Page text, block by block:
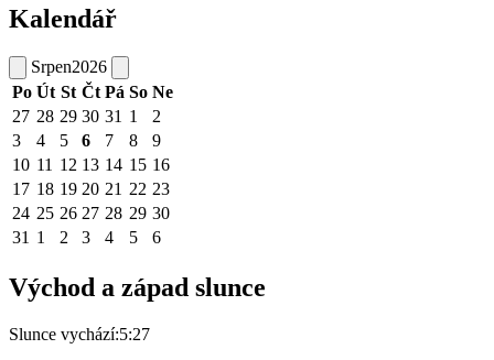
Kalendář
Srpen2026
Po Út St Čt Pá So Ne
27 28 29 30 31 1
2
3
4 5 6 7 8
9
10 11 12 13 14 15 16
17 18 19 20 21 22 23
24 25 26 27 28 29 30
31 1 2 3 4 5 6
Východ a západ slunce
Slunce vychází:5:27